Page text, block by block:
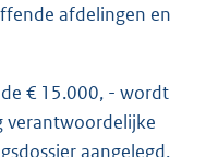
afdelingen en
€ 15.000, - wordt
verantwoordelijke
aangelegd.